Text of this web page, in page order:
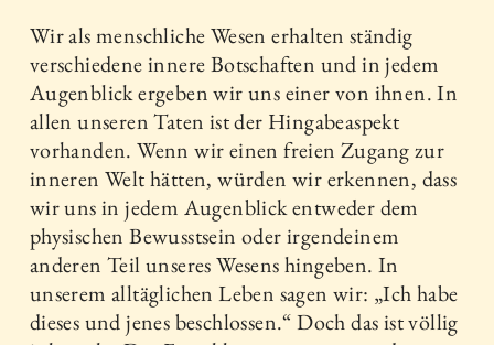
Wir als menschliche Wesen erhalten ständig
verschiedene innere Botschaften und in jedem
Augenblick ergeben wir uns einer von ihnen. In
allen unseren Taten ist der Hingabeaspekt
vorhanden. Wenn wir einen freien Zugang zur
inneren Welt hätten, würden wir erkennen, dass
wir uns in jedem Augenblick entweder dem
physischen Bewusstsein oder irgendeinem
anderen Teil unseres Wesens hingeben. In
unserem alltäglichen Leben sagen wir: „Ich habe
dieses und jenes beschlossen.“ Doch das ist völlig